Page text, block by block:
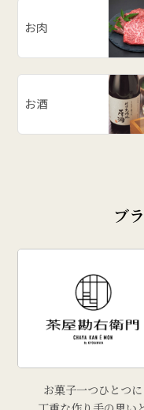
お肉
お酒
ブ
お菓子一つひとつに